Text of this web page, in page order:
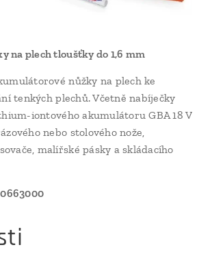
na plech tloušťky do 1,6 mm
nůžky na plech ke
tenkých plechů. Včetně nabíječky
iontového akumulátoru GBA 18 V
nebo stolového nože,
malířské pásky a skládacího